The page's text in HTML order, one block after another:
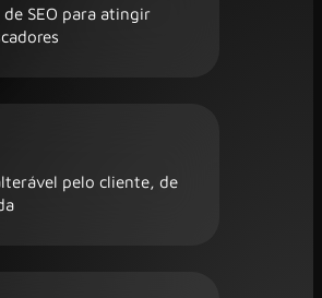
SEO para atingir
pelo cliente, de